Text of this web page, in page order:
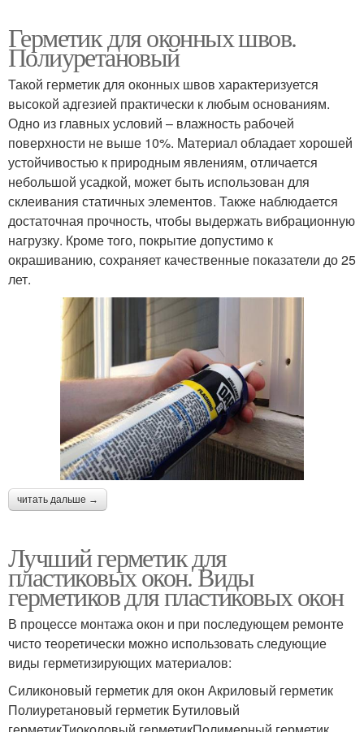
Герметик для оконных швов.
Полиуретановый
Такой герметик для оконных швов характеризуется
высокой адгезией практически к любым основаниям.
Одно из главных условий – влажность рабочей
поверхности не выше 10%. Материал обладает хорошей
устойчивостью к природным явлениям, отличается
небольшой усадкой, может быть использован для
склеивания статичных элементов. Также наблюдается
достаточная прочность, чтобы выдержать вибрационную
нагрузку. Кроме того, покрытие допустимо к
окрашиванию, сохраняет качественные показатели до 25
лет.
читать дальше →
Лучший герметик для
пластиковых окон. Виды
герметиков для пластиковых окон
В процессе монтажа окон и при последующем ремонте
чисто теоретически можно использовать следующие
виды герметизирующих материалов:
Силиконовый герметик для окон Акриловый герметик
Полиуретановый герметик Бутиловый